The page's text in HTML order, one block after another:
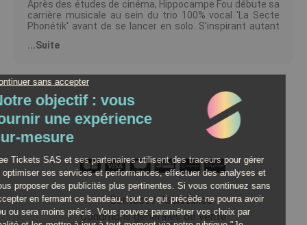
Après des études de cinéma, Hippocampe Fou débute sa
carrière musicale au sein du trio 100% vocal 'La Secte
Phonétik' avant de se lancer en solo. S'inspirant autant
flows acrobatiques, jeux de mots et story-telling avec
percussifs et pertinents. Accompagné du flamboyant DJ
Prosper, Hippo va vous faire vibrer et transpirer.
Organisateur : BASE
Licence Prod : 2 L-R- 20-012358 / 3 L-R-20-012359
...Suite
Contact / Assistance
Conditions générales de vente